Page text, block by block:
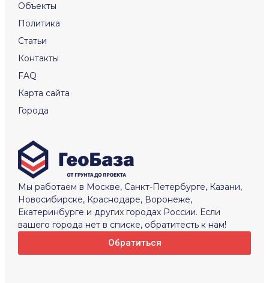
Мы работаем в Москве, Санкт-Петербурге, Казани,
Новосибирске, Краснодаре, Воронеже,
Екатеринбурге и других городах России. Если
вашего города нет в списке, обратитесть к нам!
Обратиться
Объекты
Политика
Статьи
Контакты
FAQ
Карта сайта
Города